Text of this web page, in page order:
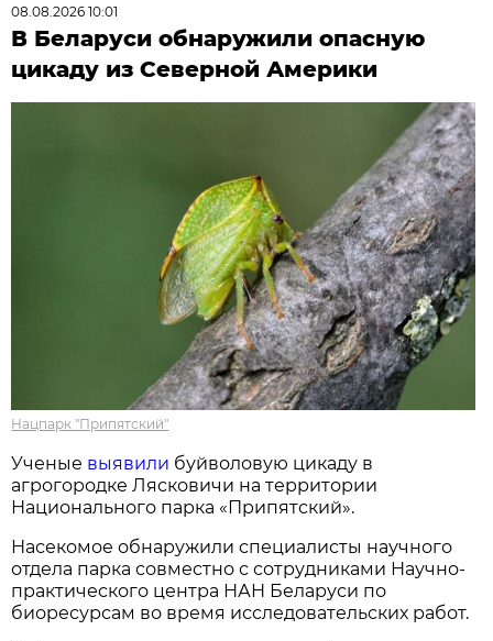
08.08.2026 10:01
В Беларуси обнаружили опасную
цикаду из Северной Америки
Нацпарк "Припятский"
Ученые выявили буйволовую цикаду в
агрогородке Лясковичи на территории
Национального парка «Припятский».
Насекомое обнаружили специалисты научного
отдела парка совместно с сотрудниками Научно-
практического центра НАН Беларуси по
биоресурсам во время исследовательских работ.